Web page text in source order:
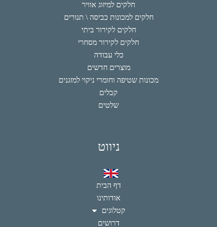
חלקים למיזוג אוויר
חלקים למכונות כביסה \ תנורים
חלקים לקירור ביתי
חלקים לקירור מסחרי
כלי עבודה
מוצרים חדשים
מכונות שטיפה וחומרי ניקוי למזגנים
קבלים
שלטים
ניווט
דף הבית
אודותינו
קטלוגים
דרושים